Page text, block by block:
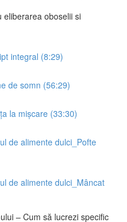
oboselii si
integral (8:29)
de somn (56:29)
la mișcare (33:30)
de alimente dulci_Pofte
de alimente dulci_Mâncat
– Cum să lucrezi specific